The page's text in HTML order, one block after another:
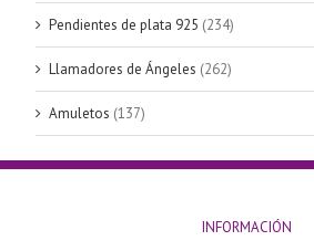
Pendientes de plata 925 (234)
Llamadores de Ángeles (262)
Amuletos (137)
INFORMACIÓN